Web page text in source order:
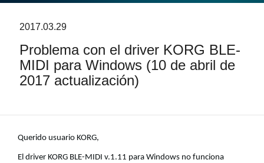
Características
Eventos
Soporte
Localizador de Tiendas
2017.03.29
Problema con el driver KORG BLE-
MIDI para Windows (10 de abril de
2017 actualización)
Querido usuario KORG,
El driver KORG BLE-MIDI v.1.11 para Windows no funciona